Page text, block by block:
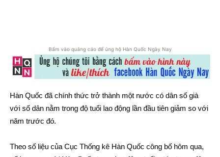
Bấm vào quảng cáo để ủng hộ Hàn Quốc Ngày Nay
Hàn Quốc đã chính thức trở thành một nước có dân số già
với số dân nằm trong độ tuổi lao động lần đầu tiên giảm so với
năm trước đó.
Theo số liệu của Cục Thống kê Hàn Quốc công bố hôm qua,